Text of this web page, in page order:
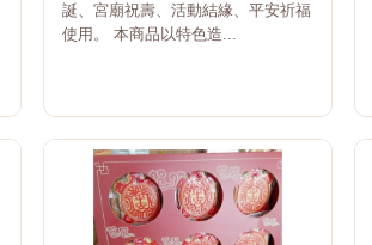
誕、宮廟祝壽、活動結緣、平安祈福
使用。 本商品以特色造...